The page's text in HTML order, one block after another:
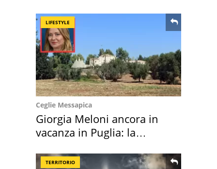
LIFESTYLE
Ceglie Messapica
Giorgia Meloni ancora in
vacanza in Puglia: la
TERRITORIO